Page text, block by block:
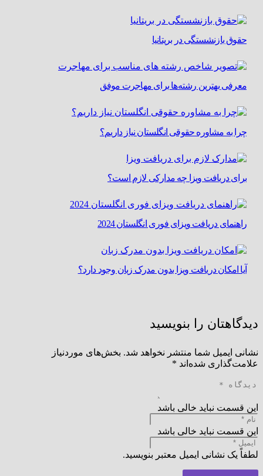
حقوق بازنشستگی در بریتانیا
معرفی بهترین رشته‌ها برای مهاجرت موفق
چرا به مشاوره حقوقی انگلستان نیاز داریم؟
برای دریافت ویزا چه مدارکی لازم است؟
راهنمای دریافت ویزای فوری انگلستان 2024
آیا امکان دریافت ویزا بدون مدرک زبان وجود دارد؟
دیدگاهتان را بنویسید
نشانی ایمیل شما منتشر نخواهد شد. بخش‌های موردنیاز
علامت‌گذاری شده‌اند *
این قسمت نباید خالی باشد
این قسمت نباید خالی باشد
لطفاً یک نشانی ایمیل معتبر بنویسید.